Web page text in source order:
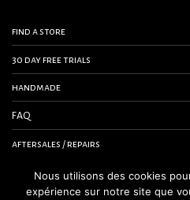
find a store
30 day free trials
handmade
FAQ
aftersales / repairs
contact us
Nous utilisons des cookies
expérience sur notre site que